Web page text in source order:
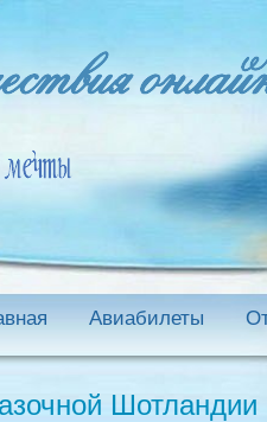
Авиабилеты
Шотландии